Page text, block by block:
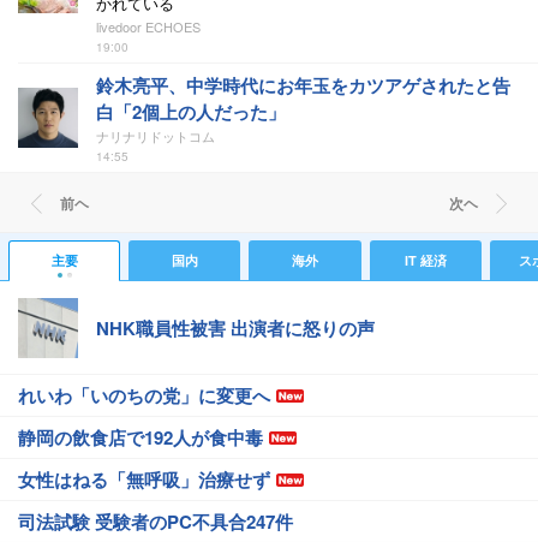
livedoor ECHOES
19:00
鈴木亮平、中学時代にお年玉をカツアゲされたと告
白「2個上の人だった」
ナリナリドットコム
14:55
前ヘ 次ヘ
主要 国内 海外 IT 経済 ス
NHK職員性被害 出演者に怒りの声
れいわ「いのちの党」に変更へ
静岡の飲食店で192人が食中毒
女性はねる「無呼吸」治療せず
司法試験 受験者のPC不具合247件